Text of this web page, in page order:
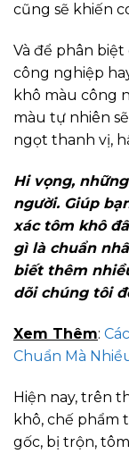
cũng sẽ khiến
Và để phân
công nghiệp
khô màu công
màu tự nhiên
ngọt thanh vị,
Hi vọng,
người. Giúp
xác tôm khô
gì là chuẩn
biết thêm
dõi chúng tôi
Xem Thêm:
Chuẩn Mà
Hiện nay, trên
khô, chế phẩm
gốc, bị trộn,